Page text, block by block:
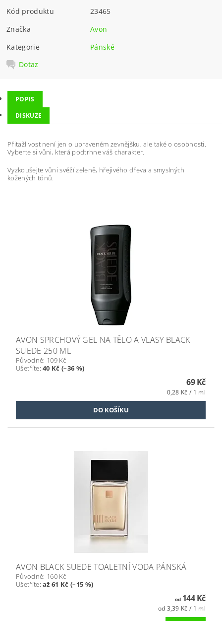
Kód produktu
23465
Značka
Avon
Kategorie
Pánské
Dotaz
POPIS
DISKUZE
Přitažlivost není jen o upraveném zevnějšku, ale také o osobnosti.
Vyberte si vůni, která podtrhne váš charakter.
Vyzkoušejte vůni svěží zeleně, hřejivého dřeva a smyslných
kožených tónů.
AVON SPRCHOVÝ GEL NA TĚLO A VLASY BLACK
SUEDE 250 ML
Původně: 109 Kč
Ušetříte:40 Kč (–36 %)
69 Kč
0,28 Kč / 1 ml
AVON BLACK SUEDE TOALETNÍ VODA PÁNSKÁ
Původně: 160 Kč
Ušetříte:až 61 Kč (–15 %)
od144 Kč
od 3,39 Kč / 1 ml